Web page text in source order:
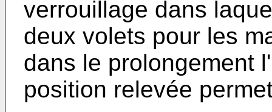
verrouillage dans
deux volets pour les
dans le prolongement
position relevée